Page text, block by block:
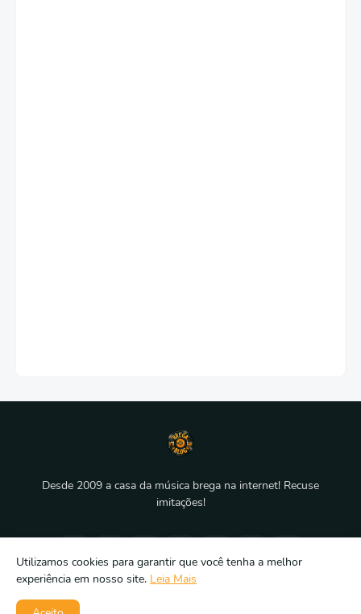
Desde 2009 a casa da música brega na internet! Recuse
imitações!
Utilizamos cookies para garantir que você tenha a melhor
experiência em nosso site. Leia Mais